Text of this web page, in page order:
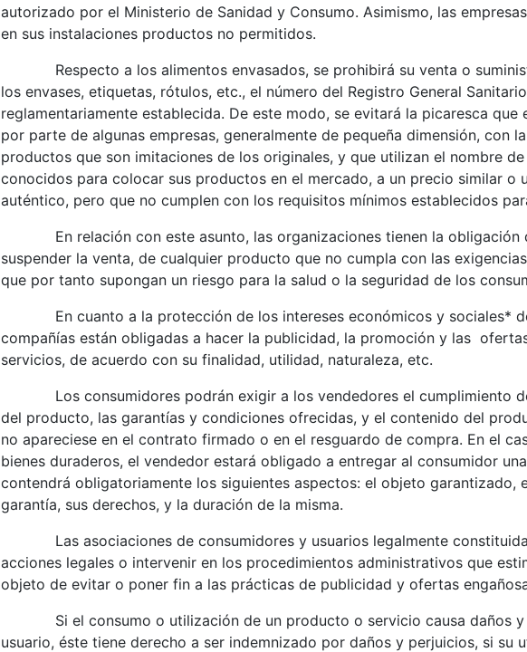
autorizado por el Ministerio de Sanidad y Consumo. Asimismo, las
en sus instalaciones productos no permitidos.
Respecto a los alimentos envasados, se prohibirá su venta o
los envases, etiquetas, rótulos, etc., el número del Registro General
reglamentariamente establecida. De este modo, se evitará la picaresca que
por parte de algunas empresas, generalmente de pequeña dimensión, con
productos que son imitaciones de los originales, y que utilizan el nombre
conocidos para colocar sus productos en el mercado, a un precio similar o
auténtico, pero que no cumplen con los requisitos mínimos establecidos
En relación con este asunto, las organizaciones tienen la obligación
suspender la venta, de cualquier producto que no cumpla con las
que por tanto supongan un riesgo para la salud o la seguridad de los
En cuanto a la protección de los intereses económicos y sociales*
compañías están obligadas a hacer la publicidad, la promoción y las
servicios, de acuerdo con su finalidad, utilidad, naturaleza, etc.
Los consumidores podrán exigir a los vendedores el cumplimiento
del producto, las garantías y condiciones ofrecidas, y el contenido del
no apareciese en el contrato firmado o en el resguardo de compra. En el
bienes duraderos, el vendedor estará obligado a entregar al consumidor
contendrá obligatoriamente los siguientes aspectos: el objeto garantizado,
garantía, sus derechos, y la duración de la misma.
Las asociaciones de consumidores y usuarios legalmente
acciones legales o intervenir en los procedimientos administrativos que
objeto de evitar o poner fin a las prácticas de publicidad y ofertas
Si el consumo o utilización de un producto o servicio causa daños y
usuario, éste tiene derecho a ser indemnizado por daños y perjuicios, si su